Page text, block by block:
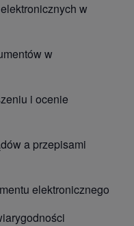
w
w
i ocenie
a przepisami
elektronicznego